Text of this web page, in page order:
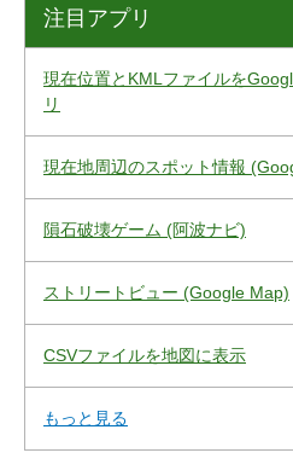
注目アプリ
現在位置とKMLファイルを
リ
現在地周辺のスポット情報
隕石破壊ゲーム (阿波ナビ)
ストリートビュー (Google Map)
CSVファイルを地図に表示
もっと見る